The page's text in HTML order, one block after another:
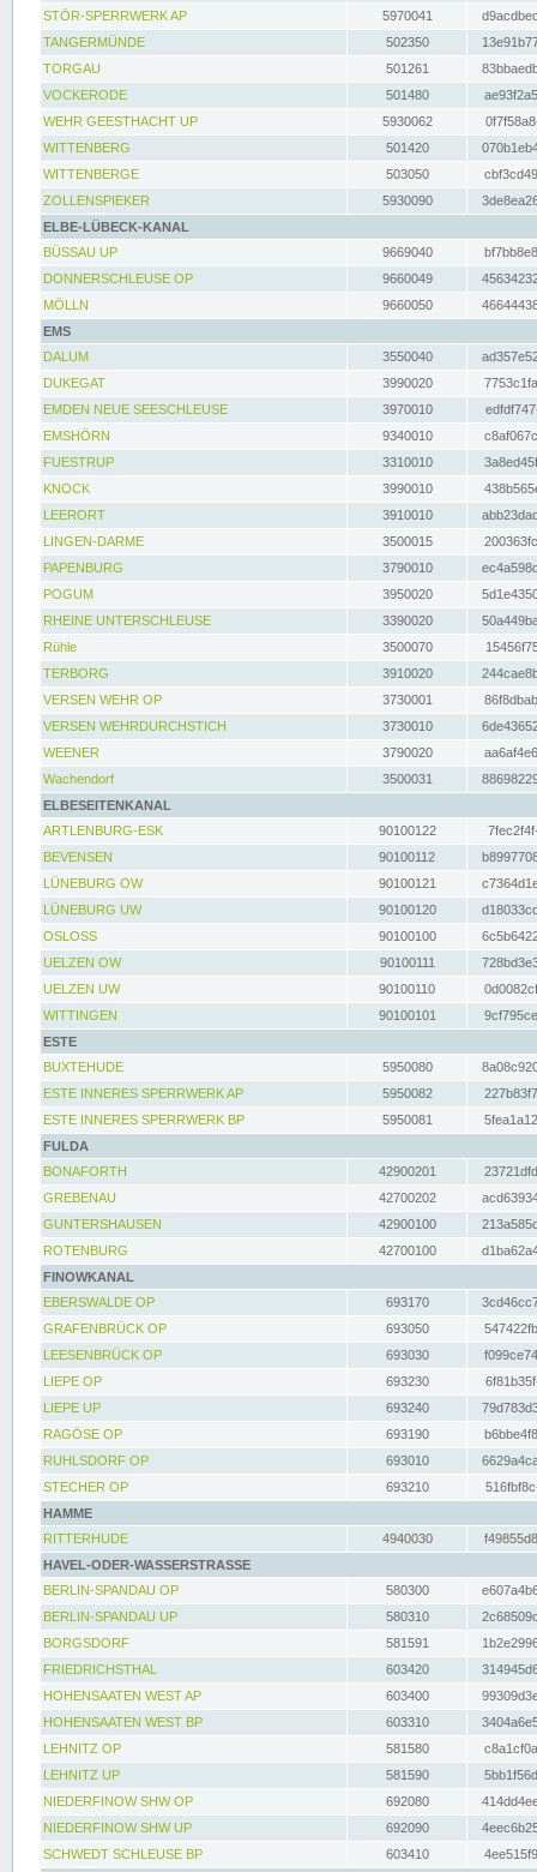
STÖR-SPERRWERK AP 5970041
TANGERMÜNDE
502350
TORGAU
501261
VOCKERODE
501480
WEHR GEESTHACHT UP
5930062
WITTENBERG
501420
WITTENBERGE
503050
ZOLLENSPIEKER
5930090
ELBE-LÜBECK-KANAL
BÜSSAU UP
9669040
DONNERSCHLEUSE OP
9660049
MÖLLN
9660050
EMS
DALUM
3550040
DUKEGAT
3990020
EMDEN NEUE SEESCHLEUSE
3970010
EMSHÖRN
9340010
FUESTRUP
3310010
KNOCK
3990010
LEERORT
3910010
LINGEN-DARME
3500015
PAPENBURG
3790010
POGUM
3950020
RHEINE UNTERSCHLEUSE
3390020
Rühle
3500070
TERBORG
3910020
VERSEN WEHR OP
3730001
VERSEN WEHRDURCHSTICH
3730010
WEENER
3790020
Wachendorf
3500031
ELBESEITENKANAL
ARTLENBURG-ESK
90100122
BEVENSEN
90100112
LÜNEBURG OW
90100121
LÜNEBURG UW
90100120
OSLOSS
90100100
UELZEN OW
90100111
UELZEN UW
90100110
WITTINGEN
90100101
ESTE
BUXTEHUDE
5950080
ESTE INNERES SPERRWERK AP
5950082
ESTE INNERES SPERRWERK BP
5950081
FULDA
BONAFORTH
42900201
GREBENAU
42700202
GUNTERSHAUSEN
42900100
ROTENBURG
42700100
FINOWKANAL
EBERSWALDE OP
693170
GRAFENBRÜCK OP
693050
LEESENBRÜCK OP
693030
LIEPE OP
693230
LIEPE UP
693240
RAGÖSE OP
693190
RUHLSDORF OP
693010
STECHER OP
693210
HAMME
RITTERHUDE
4940030
HAVEL-ODER-WASSERSTRASSE
BERLIN-SPANDAU OP
580300
BERLIN-SPANDAU UP
580310
BORGSDORF
581591
FRIEDRICHSTHAL
603420
HOHENSAATEN WEST AP
603400
HOHENSAATEN WEST BP
603310
LEHNITZ OP
581580
LEHNITZ UP
581590
NIEDERFINOW SHW OP
692080
NIEDERFINOW SHW UP
692090
SCHWEDT SCHLEUSE BP
603410